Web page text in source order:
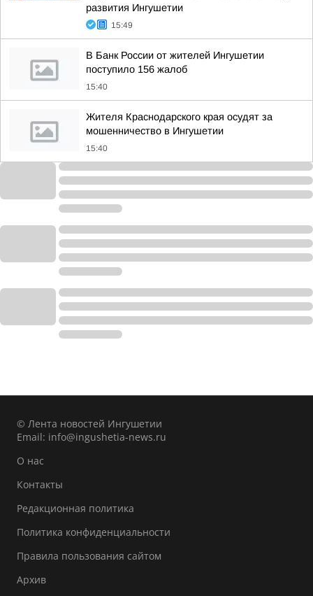
развития Ингушетии
15:49
В Банк России от жителей Ингушетии
поступило 156 жалоб
15:40
Жителя Краснодарского края осудят за
мошенничество в Ингушетии
15:40
© Лента новостей Ингушетии
Email: info@ingushetia-news.ru
О нас
Контакты
Редакционная политика
Политика конфиденциальности
Правила пользования сайтом
Архив